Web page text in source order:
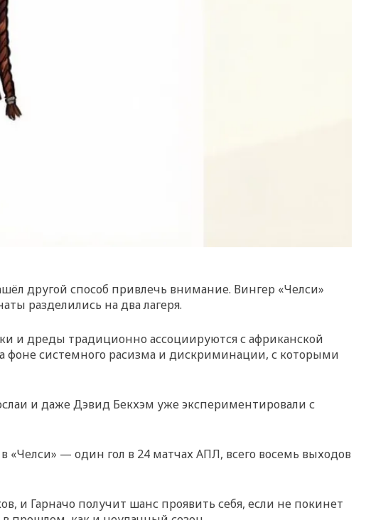
другой способ привлечь внимание. Вингер «Челси»
разделились на два лагеря.
и дреды традиционно ассоциируются с африканской
фоне системного расизма и дискриминации, с которыми
и даже Дэвид Бекхэм уже экспериментировали с
— один гол в 24 матчах АПЛ, всего восемь выходов
и Гарначо получит шанс проявить себя, если не покинет